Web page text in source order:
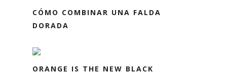
CÓMO COMBINAR UNA FALDA
DORADA
ORANGE IS THE NEW BLACK